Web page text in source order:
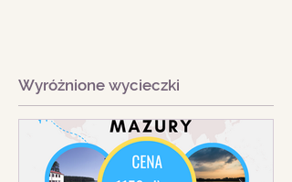
Wyróżnione wycieczki